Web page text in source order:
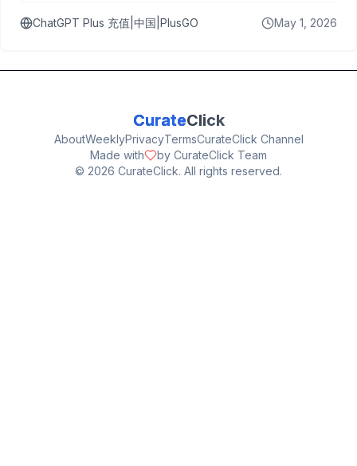
ChatGPT Plus 充值|中国|PlusGO May 1, 2026
CurateClick
AboutWeeklyPrivacyTermsCurateClick Channel
Made with
by CurateClick Team
© 2026 CurateClick. All rights reserved.